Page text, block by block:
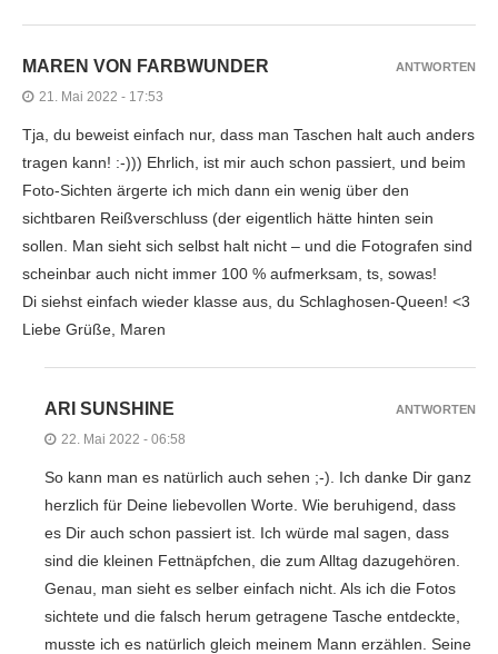
MAREN VON FARBWUNDER
21. Mai 2022 - 17:53
Tja, du beweist einfach nur, dass man Taschen halt auch anders
tragen kann! :-))) Ehrlich, ist mir auch schon passiert, und beim
Foto-Sichten ärgerte ich mich dann ein wenig über den
sichtbaren Reißverschluss (der eigentlich hätte hinten sein
sollen. Man sieht sich selbst halt nicht – und die Fotografen sind
scheinbar auch nicht immer 100 % aufmerksam, ts, sowas!
Di siehst einfach wieder klasse aus, du Schlaghosen-Queen! <3
Liebe Grüße, Maren
ANTWORTEN
ARI SUNSHINE
22. Mai 2022 - 06:58
So kann man es natürlich auch sehen ;-). Ich danke Dir ganz
herzlich für Deine liebevollen Worte. Wie beruhigend, dass
es Dir auch schon passiert ist. Ich würde mal sagen, dass
sind die kleinen Fettnäpfchen, die zum Alltag dazugehören.
Genau, man sieht es selber einfach nicht. Als ich die Fotos
sichtete und die falsch herum getragene Tasche entdeckte,
musste ich es natürlich gleich meinem Mann erzählen. Seine
ANTWORTEN